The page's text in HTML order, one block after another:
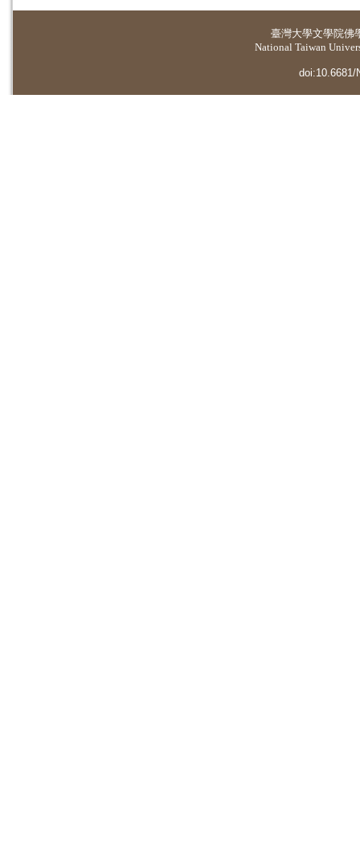
臺灣大學文學院佛
National Taiwan
doi:10.6681/